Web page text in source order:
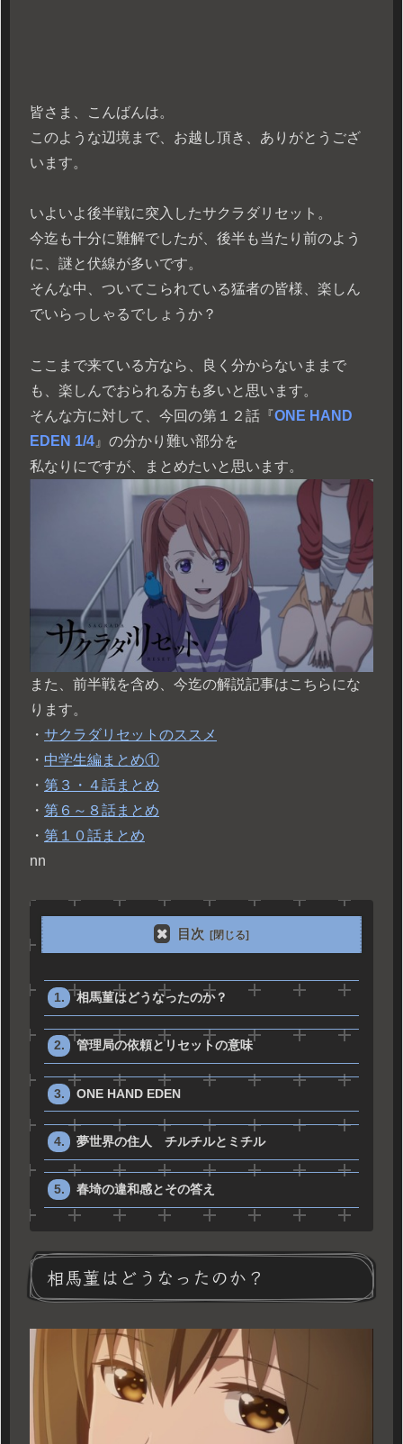
皆さま、こんばんは。
このような辺境まで、お越し頂き、ありがとうござ
います。
いよいよ後半戦に突入したサクラダリセット。
今迄も十分に難解でしたが、後半も当たり前のよう
に、謎と伏線が多いです。
そんな中、ついてこられている猛者の皆様、楽しん
でいらっしゃるでしょうか？
ここまで来ている方なら、良く分からないままで
も、楽しんでおられる方も多いと思います。
そんな方に対して、今回の第１２話『ONE HAND
EDEN 1/4 』の分かり難い部分を
私なりにですが、まとめたいと思います。
また、前半戦を含め、今迄の解説記事はこちらにな
ります。
・ サクラダリセットのススメ
・ 中学生編まとめ①
・ 第３・４話まとめ
・ 第６～８話まとめ
・ 第１０話まとめ
nn
目次
相馬菫はどうなったのか？
管理局の依頼とリセットの意味
ONE HAND EDEN
夢世界の住人 チルチルとミチル
春埼の違和感とその答え
相馬菫はどうなったのか？